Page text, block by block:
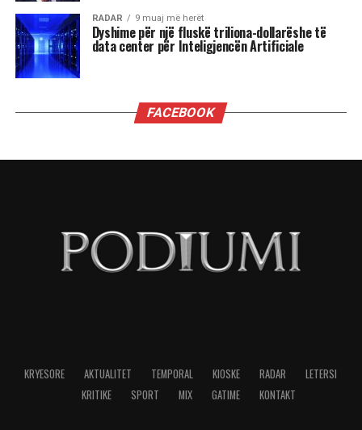
kryeministër i Shqipërisë kur në Shtëpinë e
Bardhë rikthehet fraksioni mafioz i George Soros
i së majtës së sotme shumë shumë shumë
malinje?”
”Ju thatë që mund të zgjedh përgjigjen që dua t’i
shumë, shumë keq për atë që keni kaluar
sanksioneve të vendosura ndaj z. Berisha. Nuk
kam asnjë hezitim apo dyshim për këtë vendim,
aspak. Kjo nuk flet për mangësitë e